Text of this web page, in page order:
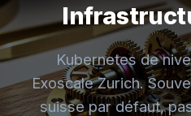
Kubernetes de
Exoscale Zurich.
suisse par défaut,